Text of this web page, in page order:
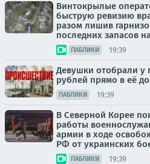
Винтокрылые
быструю ревизию
разом лишив
последних запасов
ПАБЛИКИ 19:39
Девушки отобрали у
рублей прямо в её
ПАБЛИКИ 19:39
В Северной Корее
работы
армии в ходе
РФ от украинских
ПАБЛИКИ 19:39